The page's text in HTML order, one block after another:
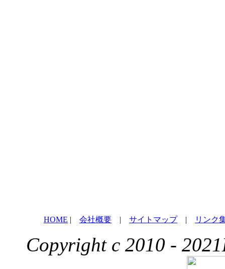
HOME | 会社概要 | サイトマップ| リンク
Copyright c 2010 -